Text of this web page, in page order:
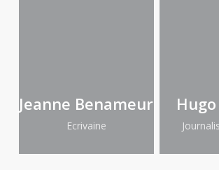
Jeanne Benameur
Ecrivaine